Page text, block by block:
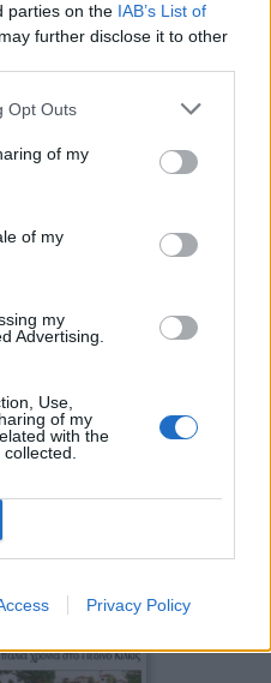
parties on the IAB’s List of
further disclose it to other
Opt Outs
of my
of my
my
Advertising.
Use,
of my
with the
Privacy Policy